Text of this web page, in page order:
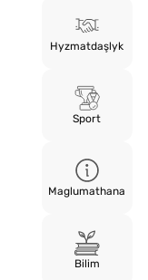
Hyzmatdaşlyk
Sport
Maglumathana
Bilim